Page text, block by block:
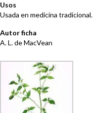
Usos
Usada en medicina tradicional.
Autor ficha
A. L. de MacVean